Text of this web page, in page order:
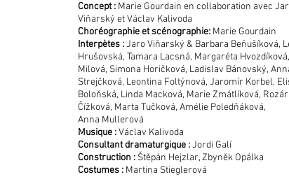
Concept : Marie Gourdain en collaboration avec
Viňarský et Václav Kalivoda
Choréographie et scénographie: Marie Gourdain
Interpètes :Jaro Viňarský & Barbara Beňušíková,
Hrušovská, Tamara Lacsná, Margaréta
Milová, Simona Horičková, Ladislav Bánovský,
Strejčková, Leontina Foltýnová, Jaromír Korbel,
Boloňská, Linda Macková, Marie Zmátlíková,
Čížková, Marta Tučková, Amélie Poledňáková,
Anna Mullerová
Musique :Václav Kalivoda
Consultant dramaturgique :Jordi Galí
Construction : Štěpán Hejzlar, Zbyněk Opálka
Costumes : Martina Stieglerová